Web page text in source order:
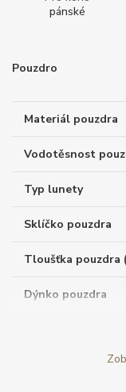
pánské
Pouzdro
Materiál pouzdra
Vodotěsnost
Typ lunety
Sklíčko pouzdra
Tloušťka pouzdra
Dýnko pouzdra